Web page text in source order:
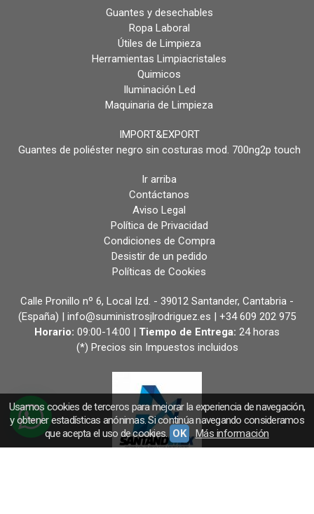
Guantes y desechables
Ropa Laboral
Útiles de Limpieza
Herramientas Limpiacristales
Quimicos
Iluminación Led
Maquinaria de Limpieza
IMPORT&EXPORT
Guantes de poliéster negro sin costuras mod. 700ng2p touch
Ir arriba
Contáctanos
Aviso Legal
Política de Privacidad
Condiciones de Compra
Desistir de un pedido
Políticas de Cookies
Calle Pronillo nº 6, Local Izd. - 39012 Santander, Cantabria -
(España) | info@suministrosjlrodriguez.es | +34 609 202 975
Horario: 09:00-14:00 | Tiempo de Entrega: 24 horas
(*) Precios sin Impuestos incluidos
Usamos cookies de terceros para mejorar la experiencia de navegación,
y obtener estadísticas anónimas. Si continúa navegando consideramos
que acepta el uso de cookies. OK Más información